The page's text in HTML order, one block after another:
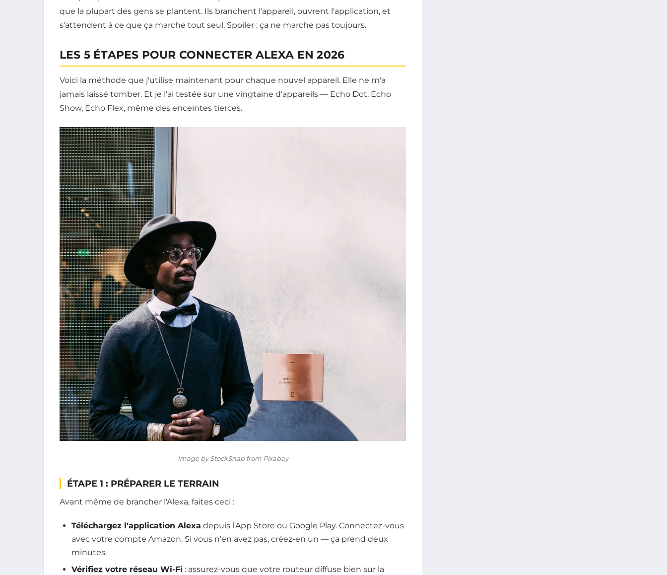
que la plupart des gens se plantent. Ils branchent l'appareil, ouvrent l'application, et
s'attendent à ce que ça marche tout seul. Spoiler : ça ne marche pas toujours.
LES 5 ÉTAPES POUR CONNECTER ALEXA EN 2026
Voici la méthode que j'utilise maintenant pour chaque nouvel appareil. Elle ne m'a
jamais laissé tomber. Et je l'ai testée sur une vingtaine d'appareils — Echo Dot, Echo
Show, Echo Flex, même des enceintes tierces.
Image by StockSnap from Pixabay
ÉTAPE 1 : PRÉPARER LE TERRAIN
Avant même de brancher l'Alexa, faites ceci :
Téléchargez l'application Alexa depuis l'App Store ou Google Play. Connectez-vous
avec votre compte Amazon. Si vous n'en avez pas, créez-en un — ça prend deux
minutes.
Vérifiez votre réseau Wi-Fi : assurez-vous que votre routeur diffuse bien sur la